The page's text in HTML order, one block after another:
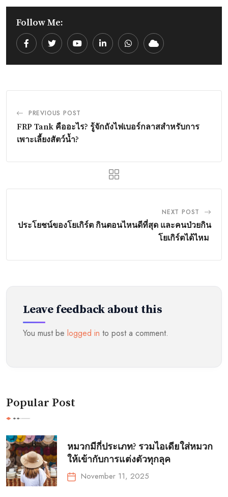
Follow Me:
YoutubeLinkedInWhatsapp
Cloud
PREVIOUS POST
FRP Tank คืออะไร? รู้จักถังไฟเบอร์กลาสสำหรับการ
เพาะเลี้ยงสัตว์น้ำ?
NEXT POST
ประโยชน์ของโยเกิร์ต กินตอนไหนดีที่สุด และคนป่วยกิน
โยเกิร์ตได้ไหม
Leave feedback about this
You must be logged in to post a comment.
Popular Post
หมวกมีกี่ประเภท? รวมไอเดียใส่หมวก
ให้เข้ากับการแต่งตัวทุกลุค
November 11, 2025